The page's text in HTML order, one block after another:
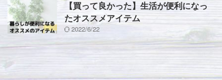
【買って良かった】生活が便利になっ
たオススメアイテム
2022/6/22